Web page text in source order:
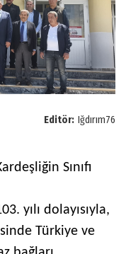
Editör: Iğdırım76
Sınıfı
yılı dolayısıyla,
Türkiye ve